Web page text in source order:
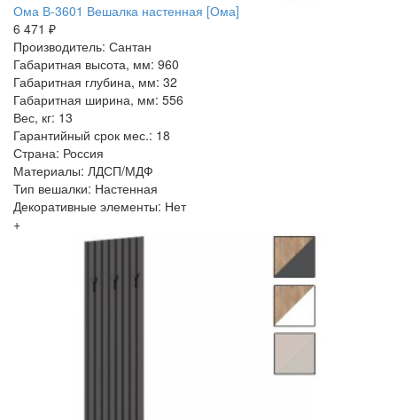
Ома В-3601 Вешалка настенная [Ома]
6 471 ₽
Производитель: Сантан
Габаритная высота, мм: 960
Габаритная глубина, мм: 32
Габаритная ширина, мм: 556
Вес, кг: 13
Гарантийный срок мес.: 18
Страна: Россия
Материалы: ЛДСП/МДФ
Тип вешалки: Настенная
Декоративные элементы: Нет
+